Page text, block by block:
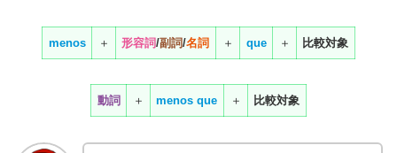
menos ＋ 形容詞/副詞/名詞 ＋ que ＋ 比較対象
動詞 ＋ menos que ＋ 比較対象